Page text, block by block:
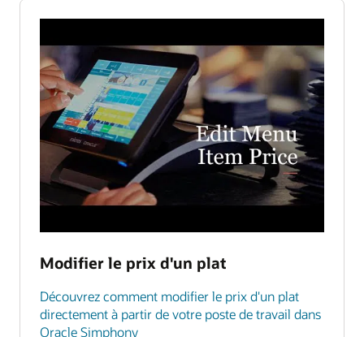
Modifier le prix d'un plat
Découvrez comment modifier le prix d'un plat
directement à partir de votre poste de travail dans
Oracle Simphony